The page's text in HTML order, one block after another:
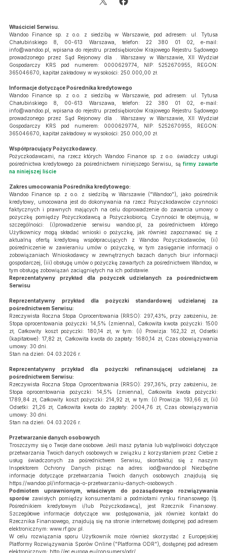
Właściciel Serwisu.
Wandoo Finance sp. z o.o. z siedzibą w Warszawie, pod adresem: ul. Tytusa
Chałubińskiego 8, 00-613 Warszawa, telefon: 22 380 01 02, e-mail:
info@wandoo.pl , wpisana do rejestru przedsiębiorców Krajowego Rejestru Sądowego
prowadzonego przez Sąd Rejonowy dla . Warszawy w Warszawie, XII Wydział
Gospodarczy KRS pod numerem: 0000629774, NIP: 5252670955, REGON:
365046670, kapitał zakładowy w wysokości: 250.000,00 zł.
Informacje dotyczące Pośrednika kredytowego
Wandoo Finance sp. z o.o. z siedzibą w Warszawie, pod adresem: ul. Tytusa
Chałubińskiego 8, 00-613 Warszawa, telefon: 22 380 01 02, e-mail:
info@wandoo.pl , wpisana do rejestru przedsiębiorców Krajowego Rejestru Sądowego
prowadzonego przez Sąd Rejonowy dla . Warszawy w Warszawie, XII Wydział
Gospodarczy KRS pod numerem: 0000629774, NIP: 5252670955, REGON:
365046670, kapitał zakładowy w wysokości: 250.000,00 zł.
Współpracujący Pożyczkodawcy.
Pożyczkodawcami, na rzecz których Wandoo Finance sp. z o.o. świadczy usługi
pośrednictwa kredytowego za pośrednictwem niniejszego Serwisu, sąfirmy zawarte
na niniejszej liście
Zakres umocowania Pośrednika kredytowego:
Wandoo Finance sp. z o.o. z siedzibą w Warszawie ("Wandoo"), jako pośrednik
kredytowy, umocowana jest do dokonywania na rzecz Pożyczkodawców czynności
faktycznych i prawnych mających na celu doprowadzenie do zawarcia umowy o
pożyczkę pomiędzy Pożyczkodawcą a Pożyczkobiorcą. Czynności te obejmują, w
szczególności: (i)prowadzenie serwisu wandoo.pl, za pośrednictwem którego
Użytkownicy mogą składać wnioski o pożyczkę, jak również zapoznawać się z
aktualną ofertą kredytową współpracujących z Wandoo Pożyczkodawców, (ii)
pośredniczenie w zawieraniu umów o pożyczkę, w tym zasięganie informacji o
zobowiązaniach Wnioskodawcy w zewnętrznych bazach danych biur informacji
gospodarczej, (iii) obsługę umów o pożyczkę zawartych za pośrednictwem Wandoo, w
tym obsługę zobowiązań zaciągniętych na ich podstawie.
Reprezentatywny przykład dla pożyczek udzielanych za pośrednictwem
Serwisu
Reprezentatywny przykład dla pożyczki standardowej udzielanej za
pośrednictwem Serwisu:
Rzeczywista Roczna Stopa Oprocentowania (RRSO): 297,43%, przy założeniu, że:
Stopa oprocentowania pożyczki: 14,5% (zmienna), Całkowita kwota pożyczki: 1500
zł, Całkowity koszt pożyczki: 180,14 zł, w tym: (i) Prowizja: 162,32 zł, Odsetki
(kapitałowe): 17,82 zł, Całkowita kwota do zapłaty: 1680,14 zł, Czas obowiązywania
umowy: 30 dni.
Stan na dzień: 04.03.2026 r.
Reprezentatywny przykład dla pożyczki refinansującej udzielanej za
pośrednictwem Serwisu:
Rzeczywista Roczna Stopa Oprocentowania (RRSO): 297,36%, przy założeniu, że:
Stopa oprocentowania pożyczki: 14,5% (zmienna), Całkowita kwota pożyczki:
1789,84 zł, Całkowity koszt pożyczki: 214,92 zł, w tym: (i) Prowizja: 193,66 zł, (ii)
Odsetki: 21,26 zł, Całkowita kwota do zapłaty: 2004,76 zł, Czas obowiązywania
umowy: 30 dni.
Stan na dzień: 04.03.2026 r.
Przetwarzanie danych osobowych
Troszczymy się o Twoje dane osobowe. Jeśli masz pytania lub wątpliwości dotyczące
przetwarzania Twoich danych osobowych w związku z korzystaniem przez Ciebie z
usług świadczonych za pośrednictwem Serwisu, skontaktuj się z naszym
Inspektorem Ochrony Danych pisząc na adres: iod@wandoo.pl Niezbędne
informacje dotyczące przetwarzania Twoich danych osobowych znajdują się
https://wandoo.pl/informacja-o-przetwarzaniu-danych-osobowych .
Podmiotem uprawnionym, właściwym do pozasądowego rozwiązywania
sporów zawisłych pomiędzy konsumentami a podmiotami rynku finansowego (tj.
Pośrednikiem kredytowym i/lub Pożyczkodawcą), jest Rzecznik Finansowy.
Szczegółowe informacje dotyczące ww. postępowania, jak również kontakt do
Rzecznika Finansowego, znajdują się na stronie internetowej dostępnej pod adresem
elektronicznym: www.rf.gov.pl.
W celu rozwiązania sporu Użytkownik może również skorzystać z Europejskiej
Platformy Rozwiązywania Sporów Online ("Platforma ODR"), dostępnej pod adresem
elektronicznym: http://ec.europa.eu/consumers/odr/